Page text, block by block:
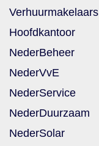
Verhuurmakelaars
Hoofdkantoor
NederBeheer
NederVvE
NederService
NederDuurzaam
NederSolar